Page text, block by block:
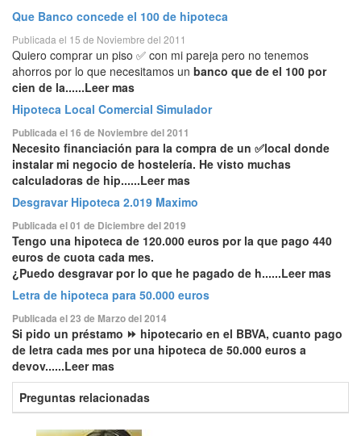
Que Banco concede el 100 de hipoteca
Publicada el 15 de Noviembre del 2011
Quiero comprar un piso ✅ con mi pareja pero no tenemos
ahorros por lo que necesitamos un banco que de el 100 por
cien de la......Leer mas
Hipoteca Local Comercial Simulador
Publicada el 16 de Noviembre del 2011
Necesito financiación para la compra de un ✅local donde
instalar mi negocio de hostelería. He visto muchas
calculadoras de hip......Leer mas
Desgravar Hipoteca 2.019 Maximo
Publicada el 01 de Diciembre del 2019
Tengo una hipoteca de 120.000 euros por la que pago 440
euros de cuota cada mes.
¿Puedo desgravar por lo que he pagado de h......Leer mas
Letra de hipoteca para 50.000 euros
Publicada el 23 de Marzo del 2014
Si pido un préstamo ⏩ hipotecario en el BBVA, cuanto pago
de letra cada mes por una hipoteca de 50.000 euros a
devov......Leer mas
Preguntas relacionadas